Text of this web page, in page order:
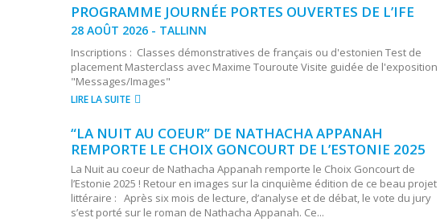
PROGRAMME JOURNÉE PORTES OUVERTES DE L’IFE
28 AOÛT 2026 - TALLINN
Inscriptions : Classes démonstratives de français ou d'estonien Test de
placement Masterclass avec Maxime Touroute Visite guidée de l'exposition
"Messages/Images"
LIRE LA SUITE
“LA NUIT AU COEUR” DE NATHACHA APPANAH
REMPORTE LE CHOIX GONCOURT DE L’ESTONIE 2025
La Nuit au coeur de Nathacha Appanah remporte le Choix Goncourt de
l’Estonie 2025 ! Retour en images sur la cinquième édition de ce beau projet
littéraire : Après six mois de lecture, d’analyse et de débat, le vote du jury
s’est porté sur le roman de Nathacha Appanah. Ce...